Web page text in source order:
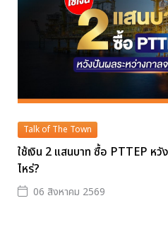
Talk of The Town
ใช้เงิน 2 แสนบาท ซื้อ PTTEP หวั
ไหร่?
06 สิงหาคม 2569